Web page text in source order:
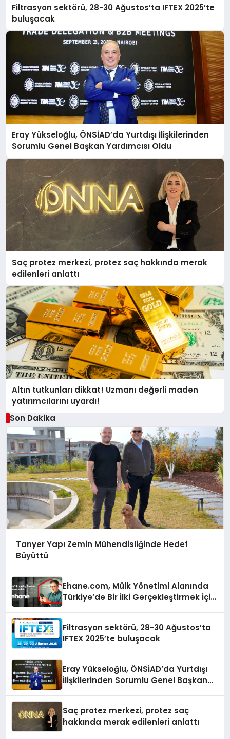
Filtrasyon sektörü, 28-30 Ağustos’ta IFTEX 2025’te
buluşacak
Eray Yükseloğlu, ÖNSİAD’da Yurtdışı İlişkilerinden
Sorumlu Genel Başkan Yardımcısı Oldu
Saç protez merkezi, protez saç hakkında merak
edilenleri anlattı
Altın tutkunları dikkat! Uzmanı değerli maden
yatırımcılarını uyardı!
Son Dakika
Tanyer Yapı Zemin Mühendisliğinde Hedef
Büyüttü
Ehane.com, Mülk Yönetimi Alanında
Türkiye’de Bir İlki Gerçekleştirmek İçin
Filtrasyon sektörü, 28-30 Ağustos’ta
IFTEX 2025’te buluşacak
Eray Yükseloğlu, ÖNSİAD’da Yurtdışı
İlişkilerinden Sorumlu Genel Başkan
Saç protez merkezi, protez saç
hakkında merak edilenleri anlattı